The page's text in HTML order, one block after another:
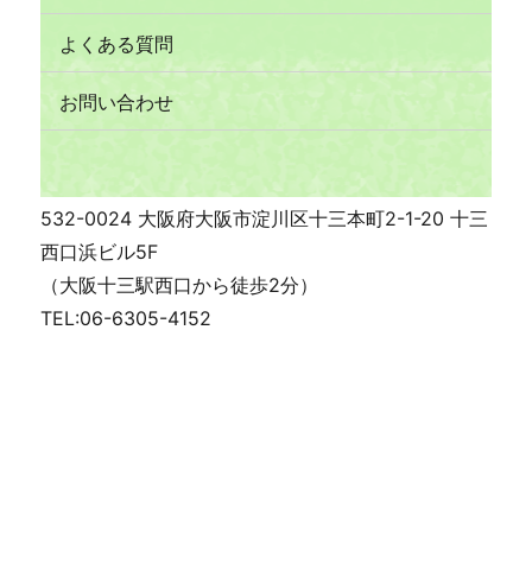
よくある質問
お問い合わせ
532-0024 大阪府大阪市淀川区十三本町2-1-20 十三
西口浜ビル5F
（大阪十三駅西口から徒歩2分）
TEL:06-6305-4152